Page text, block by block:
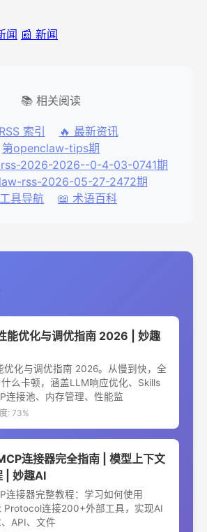
闻 📰 新闻
📚 相关阅读
索引
🔥 最新资讯
第openclaw-tips期
2026-2026--0-4-03-0741期
rss-2026-05-27-2472期
具导航
📖 术语百科
能优化与调优指南 2026 | 妙趣
优化与调优指南 2026。从慢到快，全
么卡顿，涵盖LLM响应优化、Skills
连接池、内存管理、性能监
: 73%
连接器完全指南 | 模型上下文
| 妙趣AI
连接器完整教程：学习如何使用
Protocol连接200+外部工具，实现AI
API、文件